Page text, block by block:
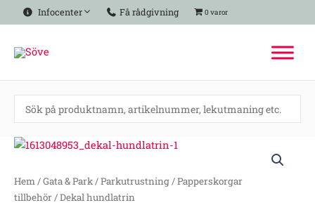
Hoppa
till
Infocenter Få rådgivning 0 varor
Hem/Gata & Park/Parkutrustning/Papperskorgar
tillbehör/ Dekal hundlatrin
Dekal
mängd